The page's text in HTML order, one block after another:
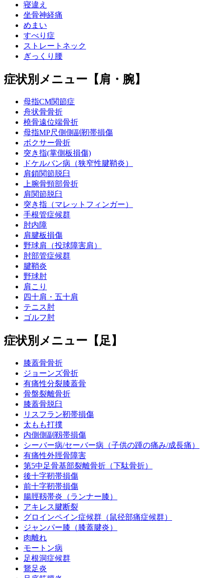
寝違え
坐骨神経痛
めまい
すべり症
ストレートネック
ぎっくり腰
症状別メニュー【肩・腕】
母指CM関節症
舟状骨骨折
橈骨遠位端骨折
母指MP尺側側副靭帯損傷
ボクサー骨折
突き指(掌側板損傷)
ドケルバン病（狭窄性腱鞘炎）
肩鎖関節脱臼
上腕骨頸部骨折
肩関節脱臼
突き指（マレットフィンガー）
手根管症候群
肘内障
肩腱板損傷
野球肩（投球障害肩）
肘部管症候群
腱鞘炎
野球肘
肩こり
四十肩・五十肩
テニス肘
ゴルフ肘
症状別メニュー【足】
膝蓋骨骨折
ジョーンズ骨折
有痛性分裂膝蓋骨
骨盤裂離骨折
膝蓋骨脱臼
リスフラン靭帯損傷
太もも打撲
内側側副靱帯損傷
シーバー病/セーバー病（子供の踵の痛み/成長痛）
有痛性外脛骨障害
第5中足骨基部裂離骨折（下駄骨折）
後十字靭帯損傷
前十字靭帯損傷
腸脛靱帯炎（ランナー膝）
アキレス腱断裂
グロインペイン症候群（鼠径部痛症候群）
ジャンパー膝（膝蓋腱炎）
肉離れ
モートン病
足根洞症候群
鵞足炎